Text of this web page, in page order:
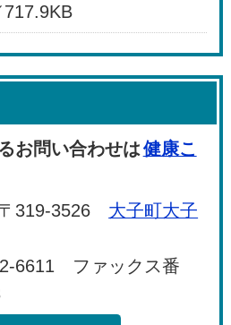
717.9KB
お問い合わせは健康こ
319-3526 大子町大子
6611 ファックス番